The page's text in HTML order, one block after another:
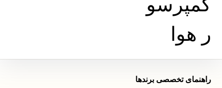
راهنمای تخصصی برندها